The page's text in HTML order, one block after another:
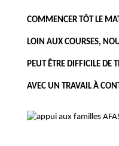
COMMENCER TÔT LE
LOIN AUX COURSES,
PEUT ÊTRE DIFFICILE DE
AVEC UN TRAVAIL À